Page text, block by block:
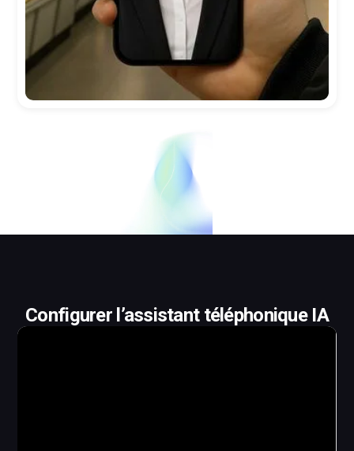
En demandant cet appel, vous acceptez
contacté et reconnaissezavoir lu
politique de confidentialité
Configurer l’assistant téléphonique IA